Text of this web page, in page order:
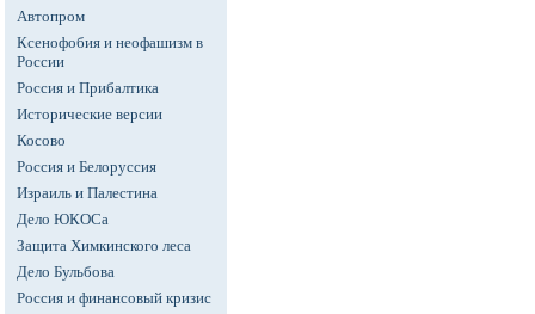
Автопром
Ксенофобия и неофашизм в
России
Россия и Прибалтика
Исторические версии
Косово
Россия и Белоруссия
Израиль и Палестина
Дело ЮКОСа
Защита Химкинского леса
Дело Бульбова
Россия и финансовый кризис